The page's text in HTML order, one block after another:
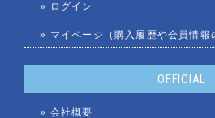
» ログイン
» マイページ（購入履歴や会員情報
OFFICIAL
» 会社概要